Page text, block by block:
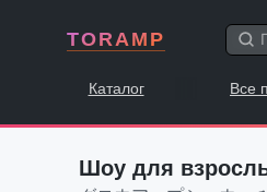
TORAMP
Каталог Все
Шоу для